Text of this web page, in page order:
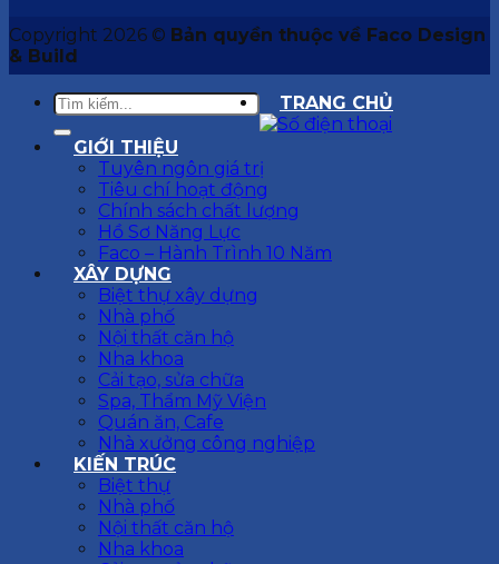
Copyright 2026 © Bản quyền thuộc về Faco Design
& Build
TRANG CHỦ
GIỚI THIỆU
Tuyên ngôn giá trị
Tiêu chí hoạt động
Chính sách chất lượng
Hồ Sơ Năng Lực
Faco – Hành Trình 10 Năm
XÂY DỰNG
Biệt thự xây dựng
Nhà phố
Nội thất căn hộ
Nha khoa
Cải tạo, sửa chữa
Spa, Thẩm Mỹ Viện
Quán ăn, Cafe
Nhà xưởng công nghiệp
KIẾN TRÚC
Biệt thự
Nhà phố
Nội thất căn hộ
Nha khoa